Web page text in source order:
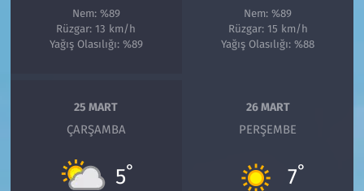
Nem: %89
Rüzgar: 13 km/h
Yağış Olasılığı: %89
Nem: %89
Rüzgar: 15 km/h
Yağış Olasılığı: %88
25 MART
ÇARŞAMBA
5°
26 MART
PERŞEMBE
7°